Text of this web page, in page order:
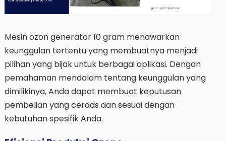
Mesin ozon generator 10 gram menawarkan
keunggulan tertentu yang membuatnya menjadi
pilihan yang bijak untuk berbagai aplikasi. Dengan
pemahaman mendalam tentang keunggulan yang
dimilikinya, Anda dapat membuat keputusan
pembelian yang cerdas dan sesuai dengan
kebutuhan spesifik Anda.